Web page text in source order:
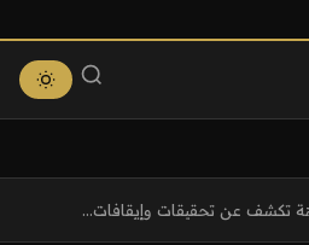
تكشف عن تحقيقات وإيقافات...